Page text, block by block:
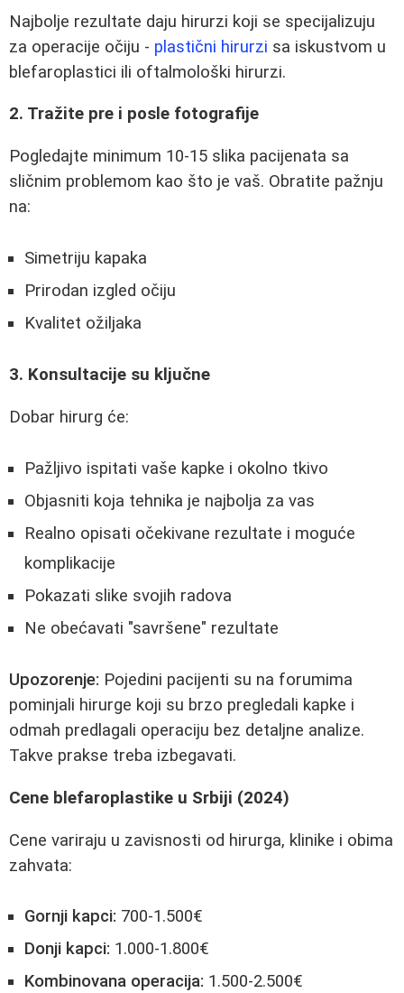
Najbolje rezultate daju hirurzi koji se specijalizuju
za operacije očiju - plastični hirurzi sa iskustvom u
blefaroplastici ili oftalmološki hirurzi.
2. Tražite pre i posle fotografije
Pogledajte minimum 10-15 slika pacijenata sa
sličnim problemom kao što je vaš. Obratite pažnju
na:
Simetriju kapaka
Prirodan izgled očiju
Kvalitet ožiljaka
3. Konsultacije su ključne
Dobar hirurg će:
Pažljivo ispitati vaše kapke i okolno tkivo
Objasniti koja tehnika je najbolja za vas
Realno opisati očekivane rezultate i moguće
komplikacije
Pokazati slike svojih radova
Ne obećavati "savršene" rezultate
Upozorenje: Pojedini pacijenti su na forumima
pominjali hirurge koji su brzo pregledali kapke i
odmah predlagali operaciju bez detaljne analize.
Takve prakse treba izbegavati.
Cene blefaroplastike u Srbiji (2024)
Cene variraju u zavisnosti od hirurga, klinike i obima
zahvata:
Gornji kapci: 700-1.500€
Donji kapci: 1.000-1.800€
Kombinovana operacija: 1.500-2.500€